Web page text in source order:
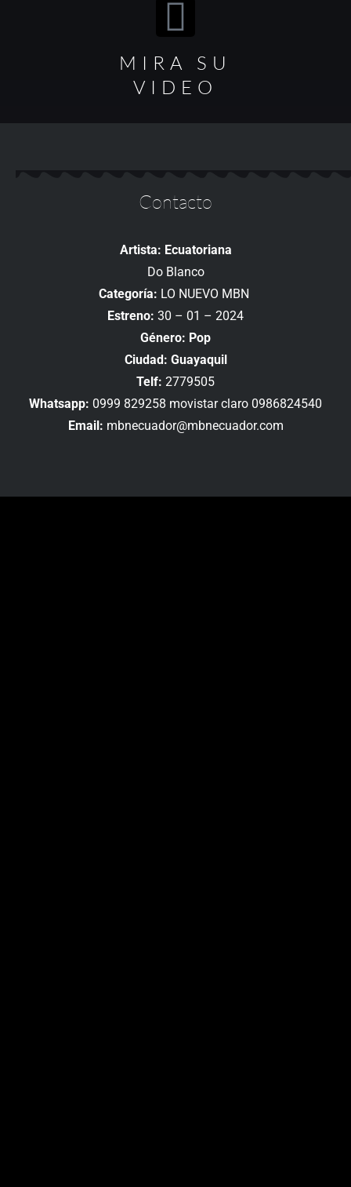
MIRA SU
VIDEO
Contacto
Artista: Ecuatoriana
Do Blanco
Categoría: LO NUEVO MBN
Estreno: 30 – 01 – 2024
Género: Pop
Ciudad: Guayaquil
Telf: 2779505
Whatsapp: 0999 829258 movistar claro 0986824540
Email: mbnecuador@mbnecuador.com